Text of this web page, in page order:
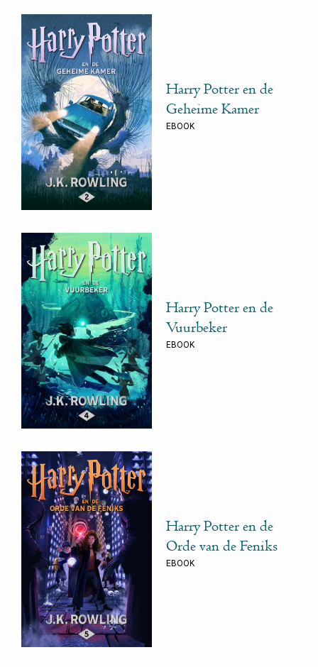
Harry Potter en de
Geheime Kamer
EBOOK
Harry Potter en de
Vuurbeker
EBOOK
Harry Potter en de
Orde van de Feniks
EBOOK